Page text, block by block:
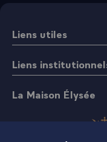
Liens utiles
Liens
La Maison Élysée